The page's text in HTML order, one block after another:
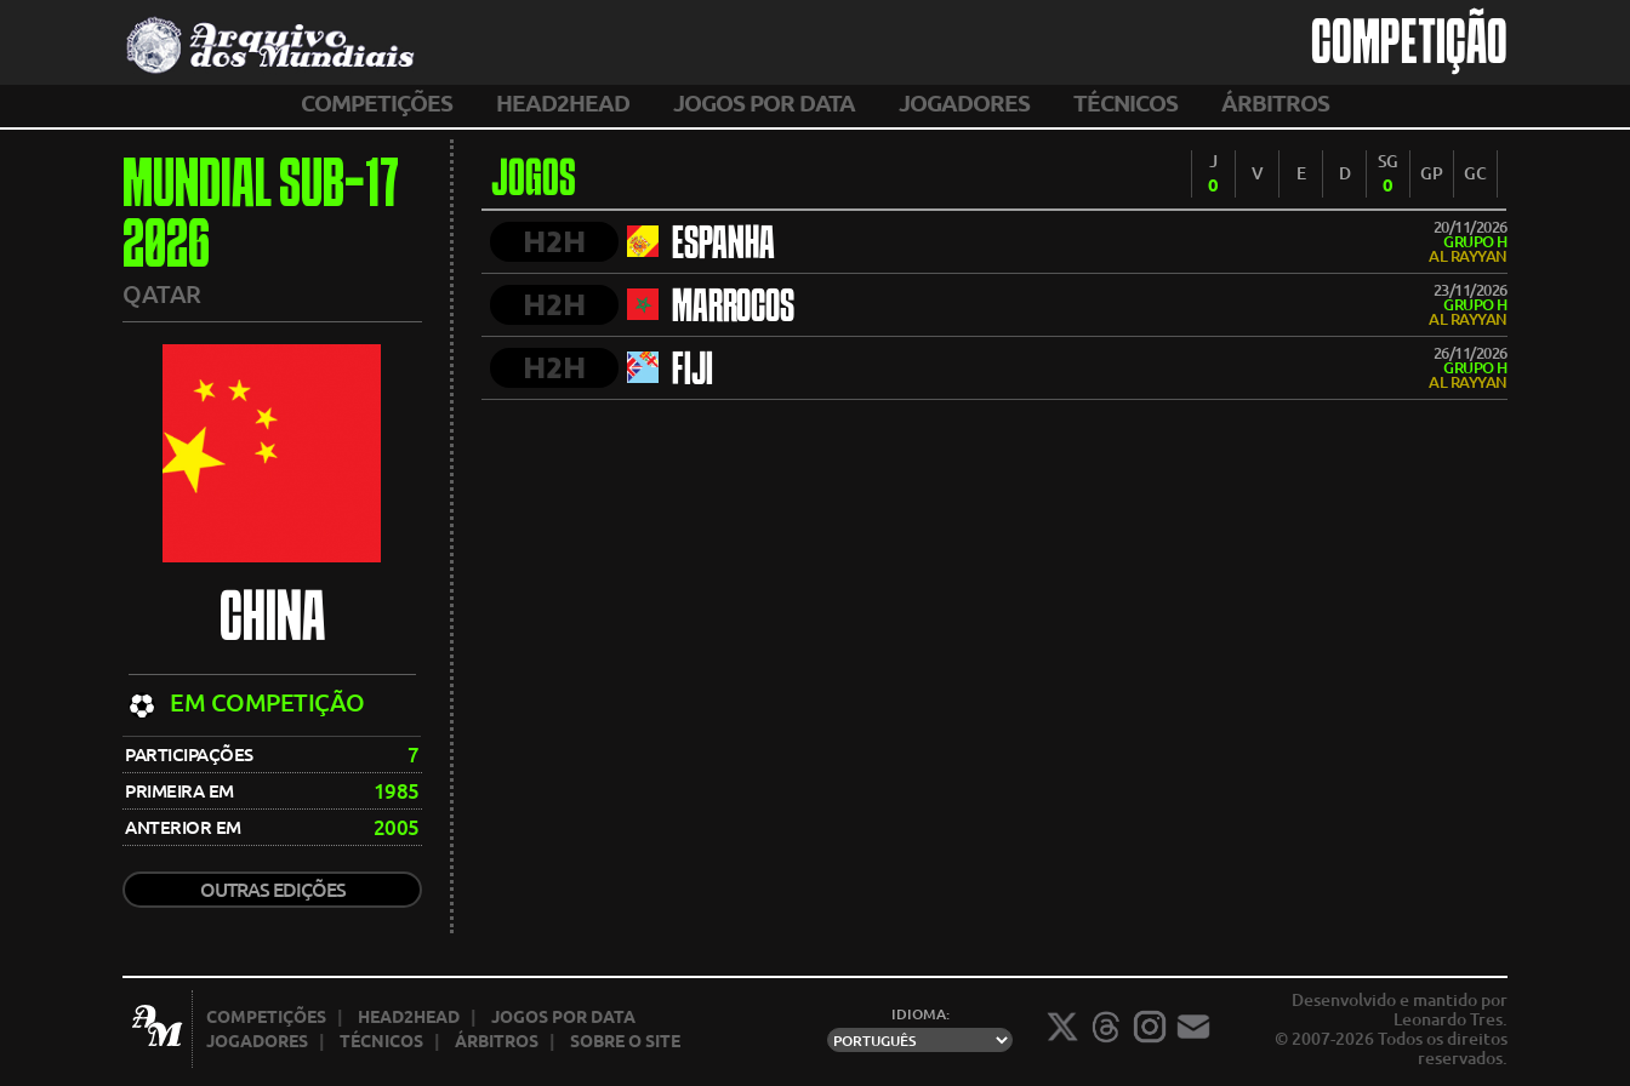
COMPETIÇÃO
COMPETIÇÕES HEAD2HEAD JOGOS POR DATA JOGADORES TÉCNICOS ÁRBITROS
MUNDIAL SUB-17
2026
QATAR
CHINA
EM COMPETIÇÃO
PARTICIPAÇÕES 7
PRIMEIRA EM 1985
ANTERIOR EM 2005
OUTRAS EDIÇÕES
JOGOS J
0
V E D
SG
0
GP GC
H2H ESPANHA
20/11/2026
GRUPO H
AL RAYYAN
H2H MARROCOS
23/11/2026
GRUPO H
AL RAYYAN
H2H FIJI
26/11/2026
GRUPO H
AL RAYYAN
COMPETIÇÕES HEAD2HEAD |JOGOS POR DATA
JOGADORES |TÉCNICOS |ÁRBITROS SOBRE O SITE
IDIOMA:
Desenvolvido e mantido por
Leonardo Tres.
© 2007-2026 Todos os direitos
reservados.